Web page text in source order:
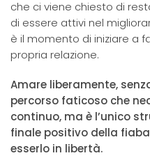
che ci viene chiesto di
di essere attivi nel
è il momento di iniziare a
propria relazione.
Amare liberamente,
percorso faticoso che
continuo, ma è l’unico
finale positivo della
esserlo in libertà.